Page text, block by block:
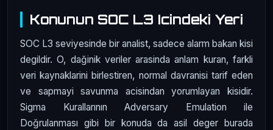
Konunun SOC L3 Icindeki Yeri
SOC L3 seviyesinde bir analist, sadece alarm bakan kisi
degildir. O, dağinik veriler arasinda anlam kuran, farkli
veri kaynaklarini birlestiren, normal davranisi tarif eden
ve sapmayi savunma acisindan yorumlayan kisidir.
Sigma Kurallarının Adversary Emulation ile
Doğrulanması gibi bir konuda da asil deger burada